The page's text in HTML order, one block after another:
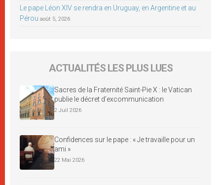
Le pape Léon XIV se rendra en Uruguay, en Argentine et au
Pérou août 5, 2026
ACTUALITÉS LES PLUS LUES
Sacres de la Fraternité Saint-Pie X : le Vatican
publie le décret d’excommunication
2 Juil 2026
Confidences sur le pape : « Je travaille pour un
ami »
22 Mai 2026